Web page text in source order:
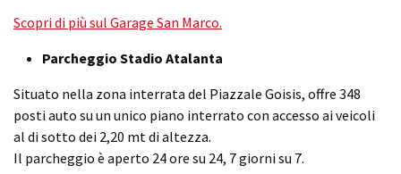
Scopri di più sul Garage San Marco.
Parcheggio Stadio Atalanta
Situato nella zona interrata del Piazzale Goisis, offre 348
posti auto su un unico piano interrato con accesso ai veicoli
al di sotto dei 2,20 mt di altezza.
Il parcheggio è aperto 24 ore su 24, 7 giorni su 7.